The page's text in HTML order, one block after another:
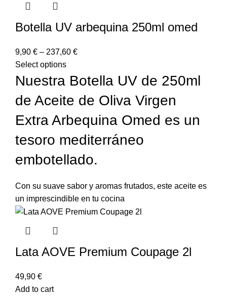
Botella UV arbequina 250ml omed
9,90 € – 237,60 €
Select options
Nuestra Botella UV de 250ml
de Aceite de Oliva Virgen
Extra Arbequina Omed es un
tesoro mediterráneo
embotellado.
Con su suave sabor y aromas frutados, este aceite es
un imprescindible en tu cocina
Lata AOVE Premium Coupage 2l
49,90 €
Add to cart